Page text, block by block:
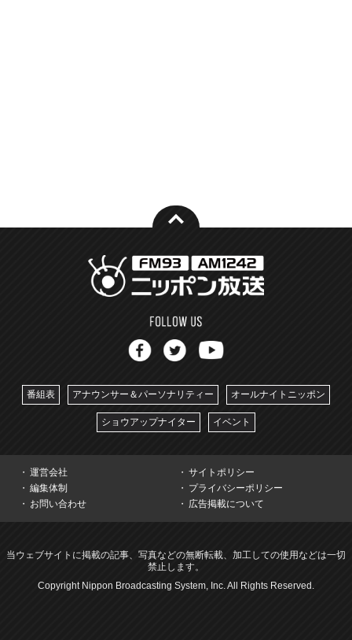
番組表 アナウンサー＆パーソナリティー オールナイトニッポン
ショウアップナイター イベント
運営会社
サイトポリシー
編集体制
プライバシーポリシー
お問い合わせ
広告掲載について
当ウェブサイトに掲載の記事、写真などの無断転載、加工しての使用などは一切
禁止します。
Copyright Nippon Broadcasting System, Inc. All Rights Reserved.